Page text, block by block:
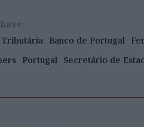
Banco de Portugal
Portugal Secretário de